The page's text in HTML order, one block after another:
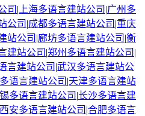
司 | 上海多语言建站公司 |广州 多
公司 |成都多语言建站公司 |重庆
站公司 |廊坊多语言建站公司 |衡
建站公司 |郑州 多语言建站公司 |
言建站公司 |武汉多语言建站公
多语言建站公司 |天津多语言建站
多语言建站公司 |长沙多语言建
西安多语言建站公司 |合肥多语言